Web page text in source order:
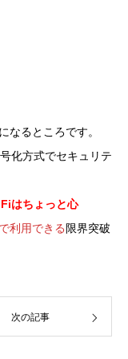
なるところです。
化方式でセキュリテ
はちょっと心
で利用できる 限界突破
次の記事